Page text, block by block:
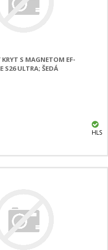
S MAGNETOM EF-
S26 ULTRA; ŠEDÁ
HLS